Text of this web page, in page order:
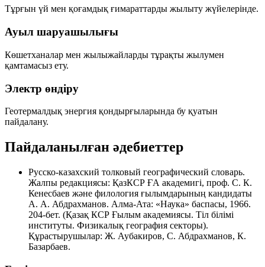
Тұрғын үй мен қоғамдық ғимараттарды жылыту жүйелерінде.
Ауыл шаруашылығы
Көшетханалар мен жылыжайларды тұрақты жылумен
қамтамасыз ету.
Электр өндіру
Геотермалдық энергия қондырғыларында бу қуатын
пайдалану.
Пайдаланылған әдебиеттер
Русско-казахский толковый географический словарь.
Жалпы редакциясы: ҚазКСР ҒА академигі, проф. С. К.
Кенесбаев және филология ғылымдарының кандидаты
А. А. Абдрахманов. Алма-Ата: «Наука» баспасы, 1966.
204-бет. (Қазақ КСР Ғылым академиясы. Тіл білімі
институты. Физикалық география секторы).
Құрастырушылар: Ж. Аубакиров, С. Абдрахманов, К.
Базарбаев.